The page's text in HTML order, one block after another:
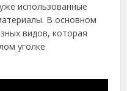
использованные
В основном
видов, которая
уголке